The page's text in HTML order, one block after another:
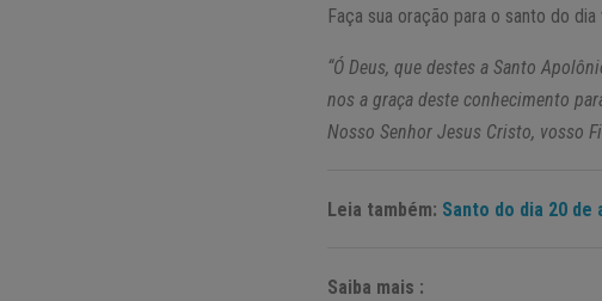
Faça sua oração para o santo do
“Ó Deus, que destes a Santo
nos a graça deste conhecimento
Nosso Senhor Jesus Cristo, vosso
Leia também: Santo do dia 20 de
Saiba mais :